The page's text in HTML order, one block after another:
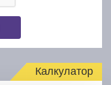
Калкулатор